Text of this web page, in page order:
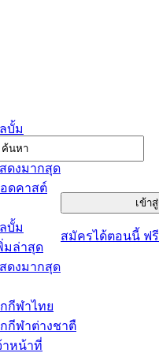
บั้ม
มล่าสุด
ดงมากสุด
ดคาสต์
บั้ม
มล่าสุด
ดงมากสุด
กีฬาไทย
กีฬาต่างชาตื
าหน้าที่
สมัครได้ตอนนี้ ฟรี